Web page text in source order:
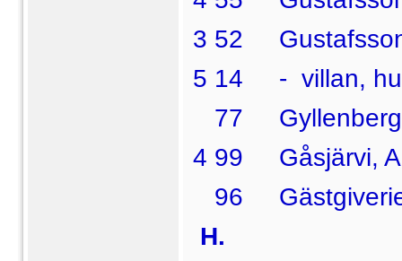
3 52
5 14 - villan,
77 Gyllenberg,
4 99 Gåsjärvi,
96
H.